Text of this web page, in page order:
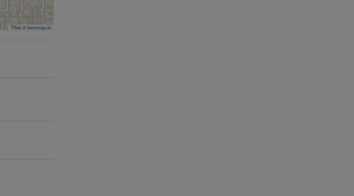
Tiles ©basemap.at